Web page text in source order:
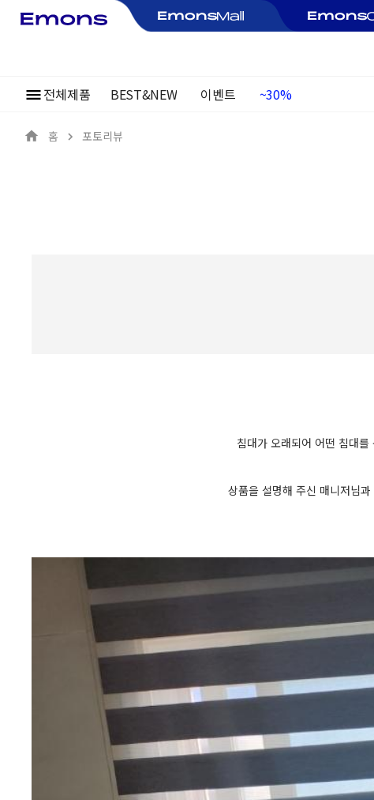
전체제품 BEST&NEW 이벤트
여름정기행사
홈 포토리뷰
침대가 오래되어 어떤 침대
상품을 설명해 주신 매니저님